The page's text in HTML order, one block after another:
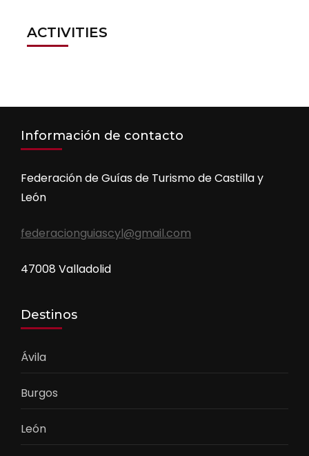
ACTIVITIES
Información de contacto
Federación de Guías de Turismo de Castilla y
León
federacionguiascyl@gmail.com
47008 Valladolid
Destinos
Ávila
Burgos
León